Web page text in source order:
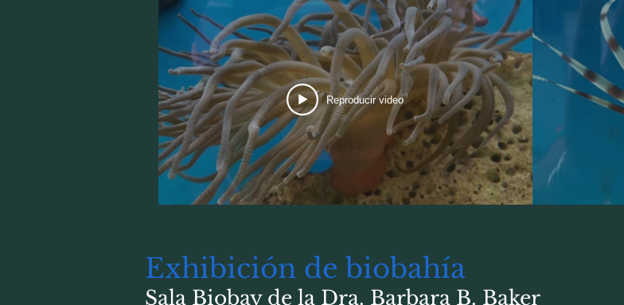
Reproducir video
Exhibición de biobahía
Sala Biobay de la Dra. Barbara B. Baker